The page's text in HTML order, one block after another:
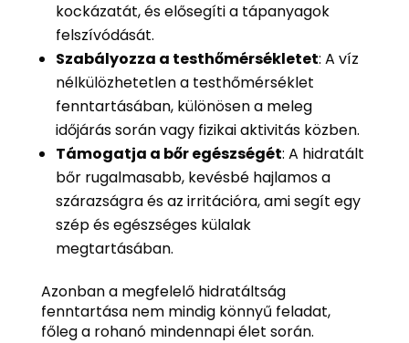
kockázatát, és elősegíti a tápanyagok
felszívódását.
Szabályozza a testhőmérsékletet: A víz
nélkülözhetetlen a testhőmérséklet
fenntartásában, különösen a meleg
időjárás során vagy fizikai aktivitás közben.
Támogatja a bőr egészségét: A hidratált
bőr rugalmasabb, kevésbé hajlamos a
szárazságra és az irritációra, ami segít egy
szép és egészséges külalak
megtartásában.
Azonban a megfelelő hidratáltság
fenntartása nem mindig könnyű feladat,
főleg a rohanó mindennapi élet során.